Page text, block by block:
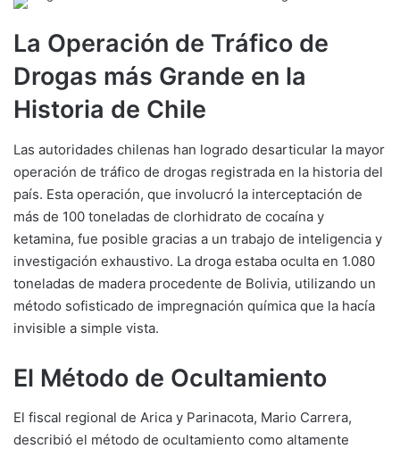
La Operación de Tráfico de
Drogas más Grande en la
Historia de Chile
Las autoridades chilenas han logrado desarticular la mayor
operación de tráfico de drogas registrada en la historia del
país. Esta operación, que involucró la interceptación de
más de 100 toneladas de clorhidrato de cocaína y
ketamina, fue posible gracias a un trabajo de inteligencia y
investigación exhaustivo. La droga estaba oculta en 1.080
toneladas de madera procedente de Bolivia, utilizando un
método sofisticado de impregnación química que la hacía
invisible a simple vista.
El Método de Ocultamiento
El fiscal regional de Arica y Parinacota, Mario Carrera,
describió el método de ocultamiento como altamente